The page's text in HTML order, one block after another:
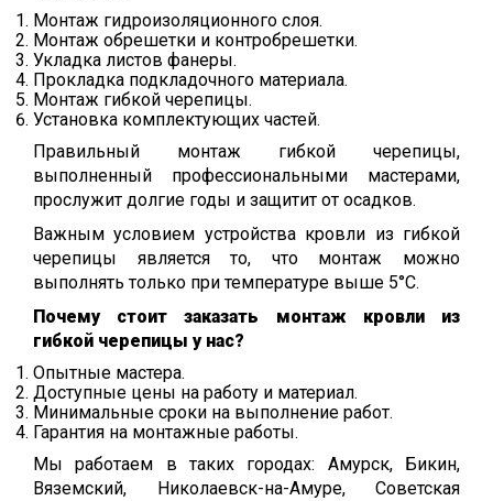
Монтаж гидроизоляционного слоя.
Монтаж обрешетки и контробрешетки.
Укладка листов фанеры.
Прокладка подкладочного материала.
Монтаж гибкой черепицы.
Установка комплектующих частей.
Правильный монтаж гибкой черепицы,
выполненный профессиональными мастерами,
прослужит долгие годы и защитит от осадков.
Важным условием устройства кровли из гибкой
черепицы является то, что монтаж можно
выполнять только при температуре выше 5°C.
Почему стоит заказать монтаж кровли из
гибкой черепицы у нас?
Опытные мастера.
Доступные цены на работу и материал.
Минимальные сроки на выполнение работ.
Гарантия на монтажные работы.
Мы работаем в таких городах: Амурск, Бикин,
Вяземский, Николаевск-на-Амуре, Советская